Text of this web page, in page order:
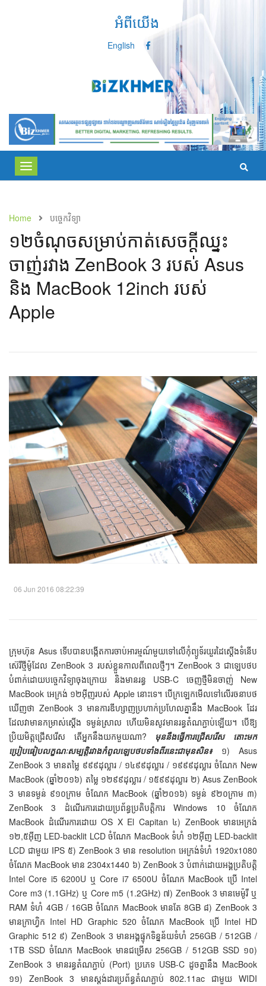
អំពីយើង
English
Toggle
navigation
Home បច្ចេកវិទ្យា
១២ចំណុច​សម្រាប់​កាត់​សេចក្ដី​ឈ្នះ​
ចាញ់​រវាង ZenBook 3 ​របស់ Asus
និង MacBook 12inch ​របស់
Apple​
06 Jun 2016 08:22:39
ក្រុមហ៊ុន Asus ទើបបានបង្កើតការចាប់អារម្មណ៍មួយទៅលើកុំព្យូទ័រយួរដៃស្ដើងទំនើប
ស៊េរីថ្មីម៉ូដែល ZenBook 3 របស់ខ្លួនកាលពីពេលថ្មីៗ។ ZenBook 3 ជាឡេបថប
បំពាក់ដោយបច្ចេកវិទ្យាចុងក្រោយ និងមានរន្ធ USB-C ចេញថ្មីមិនចាញ់ New
MacBook អេក្រង់ ១២អ៊ីញរបស់ Apple នោះទេ។ បើក្រឡេកមើលទៅលើរចនាបថ
ឃើញថា ZenBook 3 មានការឌីហ្សាញប្រហាក់ប្រហែលគ្នានឹង MacBook ដែរ
ដែលវាមានកម្រាស់ស្ដើង ទម្ងន់ស្រាល ហើយមិនសូវមានរន្ធតំណភ្ជាប់ឡើយ។ បើឱ្យ
ប្រិយមិត្តជ្រើសរើស តើអ្នកនឹងយកមួយណា? មុននឹងធ្វើការជ្រើសរើស តោះមក
ប្រៀបធៀបលក្ខណៈសម្បត្តិរវាងកំពូលឡេបថបទាំងពីរនេះជាមុនសិន៖១) Asus
ZenBook 3 មានតម្លៃ ៩៩៩ដុល្លារ / ១៤៩៩ដុល្លារ / ១៩៩៩ដុល្លារ ចំណែក New
MacBook (ឆ្នាំ២០១៦) តម្លៃ ១២៩៩ដុល្លារ / ១៥៩៩ដុល្លារ ២) Asus ZenBook
3 មានទម្ងន់ ៩១០ក្រាម ចំណែក MacBook (ឆ្នាំ២០១៦) ទម្ងន់ ៩២០ក្រាម ៣)
ZenBook 3 ដំណើរការដោយប្រព័ន្ធប្រតិបត្តិការ Windows 10 ចំណែក
MacBook ដំណើរការដោយ OS X El Capitan ៤) ZenBook មានអេក្រង់
១២,៥អ៊ីញ LED-backlit LCD ចំណែក MacBook ទំហំ ១២អ៊ីញ LED-backlit
LCD ជាមួយ IPS ៥) ZenBook 3 មាន resolution អេក្រង់ទំហំ 1920x1080
ចំណែក MacBook មាន 2304x1440 ៦) ZenBook 3 បំពាក់ដោយអង្គប្រតិបត្តិ
Intel Core i5 6200U ឬ Core i7 6500U ចំណែក MacBook ប្រើ Intel
Core m3 (1.1GHz) ឬ Core m5 (1.2GHz) ៧) ZenBook 3 មានមេម៉ូរី ឬ
RAM ទំហំ 4GB / 16GB ចំណែក MacBook មានតែ 8GB ៨) ZenBook 3
មានក្រាហ្វិក Intel HD Graphic 520 ចំណែក MacBook ប្រើ Intel HD
Graphic 512 ៩) ZenBook 3 មានអង្គផ្ទុកទិន្នន័យទំហំ 256GB / 512GB /
1TB SSD ចំណែក MacBook មានជម្រើស 256GB / 512GB SSD ១០)
ZenBook 3 មានរន្ធតំណភ្ជាប់ (Port) ប្រភេទ USB-C ដូចគ្នានឹង MacBook
១១) ZenBook 3 មានស្តង់ដារប្រព័ន្ធតំណភ្ជាប់ 802.11ac ជាមួយ WIDI